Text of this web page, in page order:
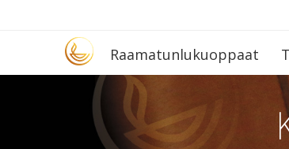
EtusivuRaa­ma­tun­lu­ku­op­paat